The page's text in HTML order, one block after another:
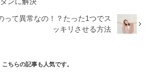
って異常なの！？たった1つでス
ッキリさせる方法
こちらの記事も人気です。